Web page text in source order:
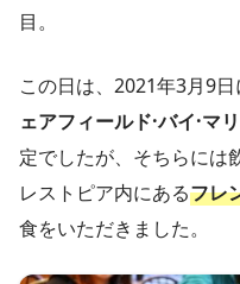
目。
この日は、2021年3月9
ェアフィールド·バイ·マ
定でしたが、そちらには
レストピア内にあるフレ
食をいただきました。